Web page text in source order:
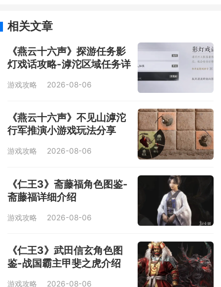
相关文章
《燕云十六声》探游任务影
灯戏话攻略-滹沱区域任务详
游戏攻略 2026-08-06
《燕云十六声》不见山滹沱
行军推演小游戏玩法分享
游戏攻略 2026-08-06
《仁王3》斋藤福角色图鉴-
斋藤福详细介绍
游戏攻略 2026-08-06
《仁王3》武田信玄角色图
鉴-战国霸主甲斐之虎介绍
游戏攻略 2026-08-06